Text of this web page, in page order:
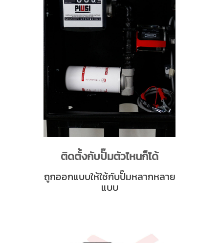
ติดตั้งกับปั๊มตัวไหนก็ได้
ถูกออกแบบให้ใช้กับปั๊มหลากหลาย
แบบ